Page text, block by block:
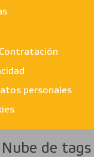
personales
Nube de tags